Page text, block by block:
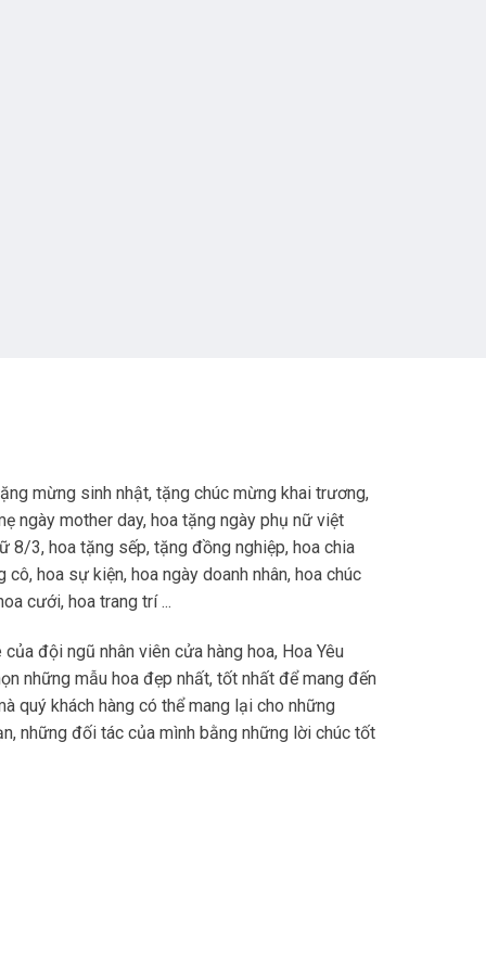
mừng sinh nhật, tặng chúc mừng khai trương,
ngày mother day, hoa tặng ngày phụ nữ việt
8/3, hoa tặng sếp, tặng đồng nghiệp, hoa chia
cô, hoa sự kiện, hoa ngày doanh nhân, hoa chúc
cưới, hoa trang trí ...
đội ngũ nhân viên cửa hàng hoa, Hoa Yêu
những mẫu hoa đẹp nhất, tốt nhất để mang đến
quý khách hàng có thể mang lại cho những
những đối tác của mình bằng những lời chúc tốt